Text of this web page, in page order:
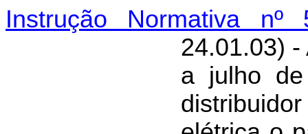
Instrução Normativa nº
24.01.03)
a julho de